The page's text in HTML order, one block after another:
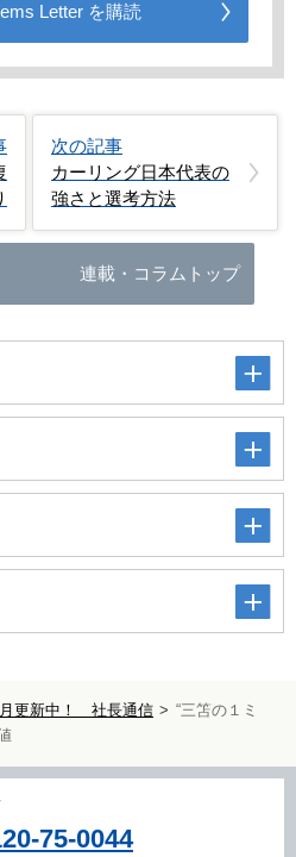
Letter を購読
次の記事
カーリング日本代表の
強さと選考方法
連載・コラムトップ
更新中！ 社長通信 > “三笘の１ミ
75-0044